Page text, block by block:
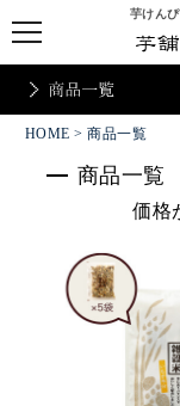
芋けん
t
o
g
g
e
n
HOME > 商品一覧
商品一覧
価格